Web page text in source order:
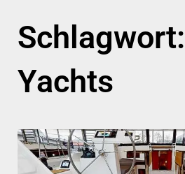
Yachts